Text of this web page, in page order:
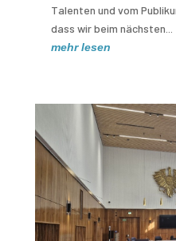
Talenten und vom
dass wir beim nächsten...
mehr lesen